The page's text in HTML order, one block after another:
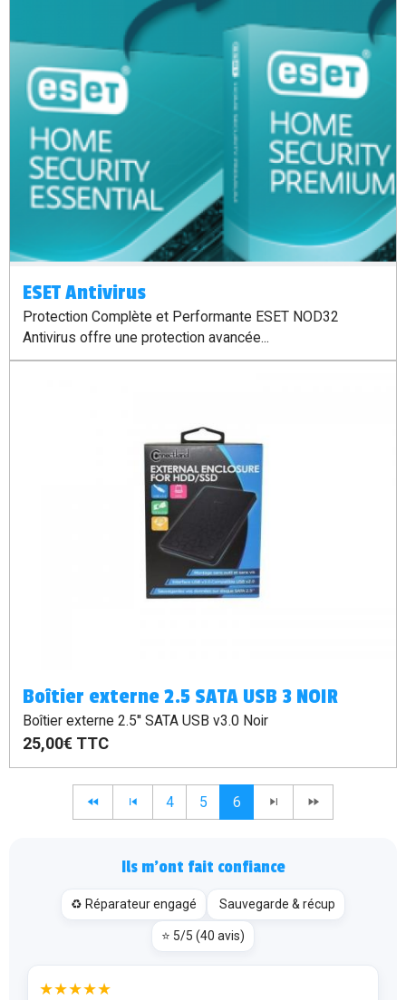
ESET Antivirus
Protection Complète et Performante ESET NOD32
Antivirus offre une protection avancée...
Boîtier externe 2.5 SATA USB 3 NOIR
Boîtier externe 2.5'' SATA USB v3.0 Noir
25,00€ TTC
4 5 6
Ils m’ont fait confiance
♻️ Réparateur engagé Sauvegarde & récup
⭐ 5/5 (40 avis)
★★★★★